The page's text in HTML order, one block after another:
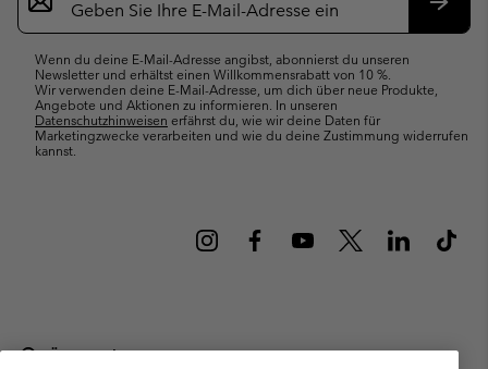
Anmeldung
Wenn du deine E-Mail-Adresse angibst, abonnierst du unseren
Newsletter und erhältst einen Willkommensrabatt von 10 %.
Wir verwenden deine E-Mail-Adresse, um dich über neue Produkte,
Angebote und Aktionen zu informieren. In unseren
Datenschutzhinweisen erfährst du, wie wir deine Daten für
Marketingzwecke verarbeiten und wie du deine Zustimmung widerrufen
kannst.
Österreich